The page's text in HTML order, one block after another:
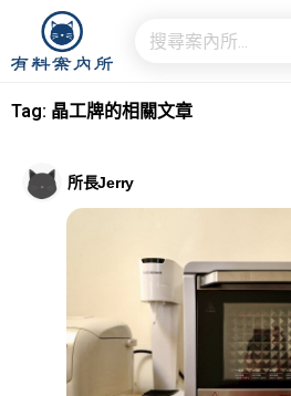
Tag: 晶工牌的相關文章
所長Jerry